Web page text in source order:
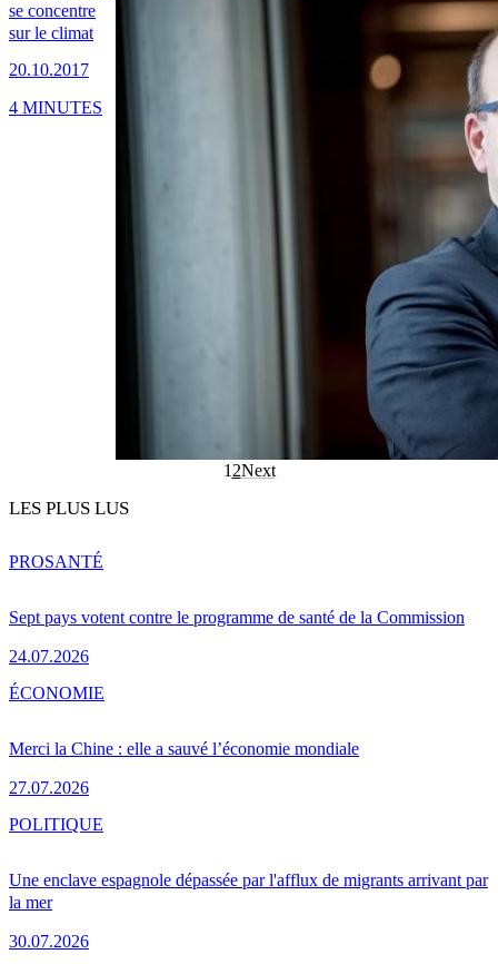
se concentre
sur le climat
20.10.2017
4 MINUTES
1 2Next
LES PLUS LUS
Sept pays votent contre le programme de santé de la Commission
24.07.2026
PROSANTÉ
Merci la Chine : elle a sauvé l’économie mondiale
27.07.2026
ÉCONOMIE
Une enclave espagnole dépassée par l'afflux de migrants arrivant par
la mer
30.07.2026
POLITIQUE